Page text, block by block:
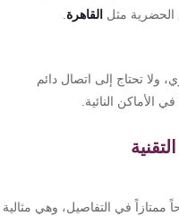
مثلالقاهرة.
تحتاج إلى اتصال دائم
الأماكن النائية.
في التفاصيل، وهي مثالية